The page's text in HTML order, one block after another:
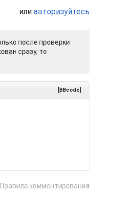
или авторизуйтесь
после проверки
сразу, то
[BBcode]
Правила комментирования